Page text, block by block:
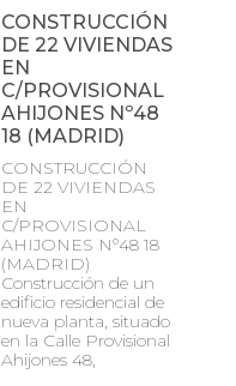
CONSTRUCCIÓN
DE 22 VIVIENDAS
EN
C/PROVISIONAL
AHIJONES Nº48
18 (MADRID)
CONSTRUCCIÓN
DE 22 VIVIENDAS
EN
C/PROVISIONAL
AHIJONES Nº48 18
(MADRID)
Construcción de un
edificio residencial de
nueva planta, situado
en la Calle Provisional
Ahijones 48,